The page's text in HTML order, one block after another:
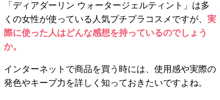
「ディアダーリン ウォータージェルティント」は多
くの女性が使っている人気プチプラコスメですが、 実
際に使った人はどんな感想を持っているのでしょう
か。
インターネットで商品を買う時には、使用感や実際の
発色やキープ力を詳しく知っておきたいですよね。